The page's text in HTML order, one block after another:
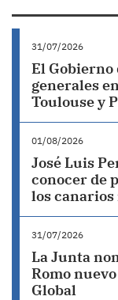
31/07/2026
El Gobierno
generales
Toulouse y
01/08/2026
José Luis
conocer de
los
31/07/2026
La Junta
Romo
Global